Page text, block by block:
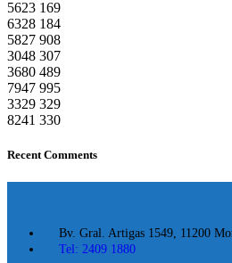
5623 169
6328 184
5827 908
3048 307
3680 489
7947 995
3329 329
8241 330
Recent Comments
Bv. Gral. Artigas 1549, 11200
Tel: 2409 1880